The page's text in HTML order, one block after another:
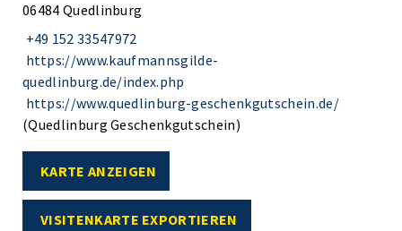
06484 Quedlinburg
+49 152 33547972
https://www.kaufmannsgilde-
quedlinburg.de/index.php
https://www.quedlinburg-geschenkgutschein.de/
(Quedlinburg Geschenkgutschein)
KARTE ANZEIGEN
VISITENKARTE EXPORTIEREN